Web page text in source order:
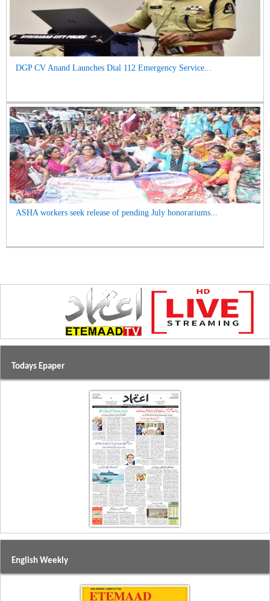
DGP CV Anand Launches Dial 112 Emergency Service...
ASHA workers seek release of pending July honorariums...
Todays Epaper
English Weekly